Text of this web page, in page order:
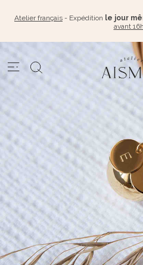
Atelier français - Expédition le jour
avant